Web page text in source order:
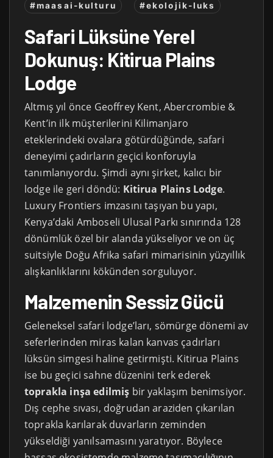
#maasai-kulturu
#ekolojik-luks
Safari Lüksüne Yerel
Dokunuş: Kitirua Plains
Lodge
Altmış yıl önce Geoffrey Kent, Abercrombie &
Kent’in ilk müşterilerini Kilimanjaro
eteklerindeki ovalara götürdüğünde, safari
deneyimi çadırların geçici konforuyla
tanımlanıyordu. Şimdi aynı şirket, kalıcı bir
lodge ile geri döndü: Kitirua Plains Lodge.
Luxury Frontiers imzasını taşıyan bu yapı,
Kenya’daki Amboseli Ulusal Parkı sınırında 128
dönümlük özel bir alanda yükseliyor ve on üç
suitsiyle Doğu Afrika safari mimarisinin yüzyıllık
alışkanlıklarını kökünden sorguluyor.
Malzemenin Sessiz Gücü
Geleneksel safari lodge’ları, sömürge dönemi av
seferlerinden miras kalan kanvas çadırları
lüksün simgesi haline getirmişti. Kitirua Plains
ise bu geçici sahne düzenini terk ederek
toprakla inşa edilmiş bir yaklaşım benimsiyor.
Dış cephe sıvası, doğrudan araziden çıkarılan
toprakla karılarak duvarların zeminden
yükseldiği yanılsamasını yaratıyor. Böylece